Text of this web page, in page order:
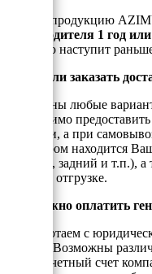
На всю продукцию
производителя 1 год
того, что наступит
Можно ли заказать
Возможны любые
необходимо
доставки, а при
на котором находится
боковой, задний и т.п.),
товара к отгрузке.
Как можно оплатить
Мы работаем с
России. Возможны
(на рассчетный счет